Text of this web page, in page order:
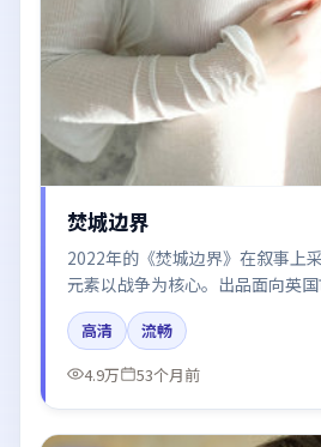
焚城边界
2022年的《焚城边界》在叙事上
元素以战争为核心。出品面向英
渤、刘亦菲、汤唯所饰角色推动关
发讨论。
高清
流畅
4.9万
53个月前